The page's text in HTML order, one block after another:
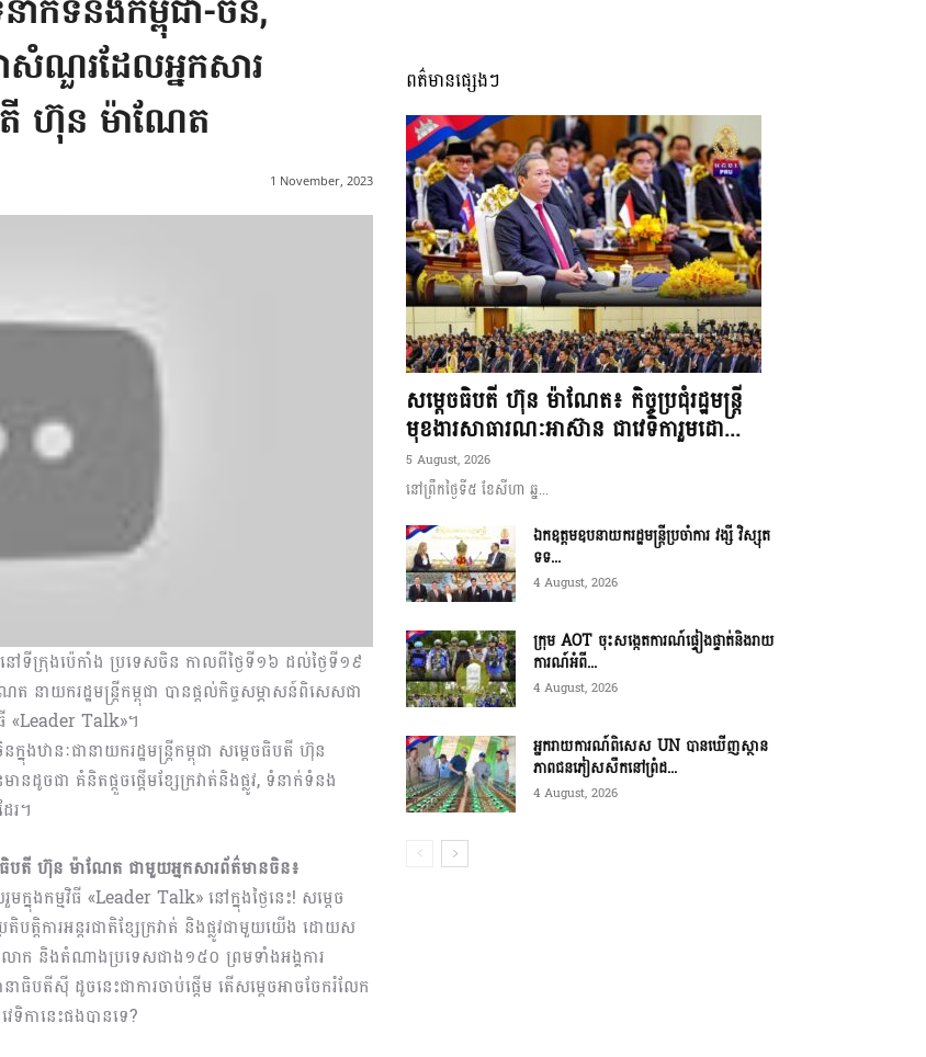
និង
រហ័ស
នាក់ទំនងកម្ពុជា-ចិន,
សំណួរដែលអ្នកសារ
តី ហ៊ុន ម៉ាណែត
1 November, 2023
នៅទីក្រុងប៉េកាំង ប្រទេសចិន កាលពី​ថ្ងៃ​ទី១៦ ដល់ថ្ងៃទី១៩
ាយក​រដ្ឋ​មន្ត្រីកម្ពុជា បានផ្តល់កិច្ចសម្ភាសន៍ពិសេសជា
«Leader Talk»។
ងឋានៈជានាយករដ្ឋមន្ត្រីកម្ពុជា សម្តេចធិបតី ហ៊ុន
ដូចជា គំនិត​ផ្តួច​ផ្តើមខ្សែក្រវាត់និងផ្លូវ, ទំនាក់ទំនង
រ។
ធិបតី ហ៊ុន ម៉ាណែត ជាមួយអ្នកសារ​ព័ត៌មាន​ចិន៖
នុងកម្មវិធី «Leader Talk» នៅ​ក្នុង​ថ្ងៃនេះ! សម្តេច
ត្តិការ​អន្តរជាតិ​ខ្សែក្រវាត់ និងផ្លូវជាមួយយើង ដោយស
ោក និងតំណាងប្រទេសជាង១៥០ ព្រមទាំងអង្គការ
បតីស៊ី ដូចនេះជាការចាប់ផ្តើម តើសម្តេចអាចចែករំលែក
កានេះផងបានទេ?
ពត៌មានផ្សេងៗ
សម្ដេចធិបតី ហ៊ុន ម៉ាណែត៖ កិច្ចប្រជុំរដ្ឋមន្ត្រី
មុខងារសាធារណៈអាស៊ាន ជាវេទិការួមដោ...
5 August, 2026
នៅព្រឹកថ្ងៃទី៥ ខែសីហា ឆ្ន...
ឯកឧត្តមឧបនាយករដ្ឋមន្ត្រីប្រចាំការ វង្សី វិស្សុត
ទទ...
4 August, 2026
ក្រុម AOT ចុះសង្កេតការណ៍ផ្ទៀងផ្ទាត់និងរាយ
ការណ៍អំពី...
4 August, 2026
អ្នករាយការណ៍ពិសេស UN បានឃើញស្ថាន
ភាពជនភៀសសឹកនៅព្រំដ...
4 August, 2026